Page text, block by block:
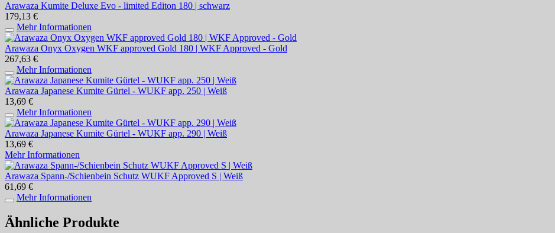
Arawaza Kumite Deluxe Evo - limited Editon 180 | schwarz
179,13 €
Mehr Informationen
Arawaza Onyx Oxygen WKF approved Gold 180 | WKF Approved - Gold
267,63 €
Mehr Informationen
Arawaza Japanese Kumite Gürtel - WUKF app. 250 | Weiß
13,69 €
Mehr Informationen
Arawaza Japanese Kumite Gürtel - WUKF app. 290 | Weiß
13,69 €
Mehr Informationen
Arawaza Spann-/Schienbein Schutz WUKF Approved S | Weiß
61,69 €
Mehr Informationen
Ähnliche Produkte